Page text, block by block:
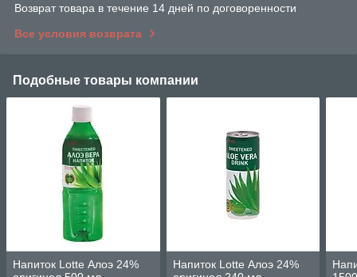
Возврат товара в течение 14 дней по договоренности
Все условия возврата
Подобные товары компании
Напиток Lotte Алоэ 24%
Напиток Lotte Алоэ 24%